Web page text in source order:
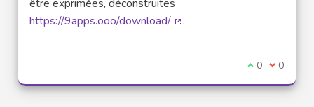
être exprimées, déconstruites
https://9apps.ooo/download/
.
Je suis
0 Je ne
0